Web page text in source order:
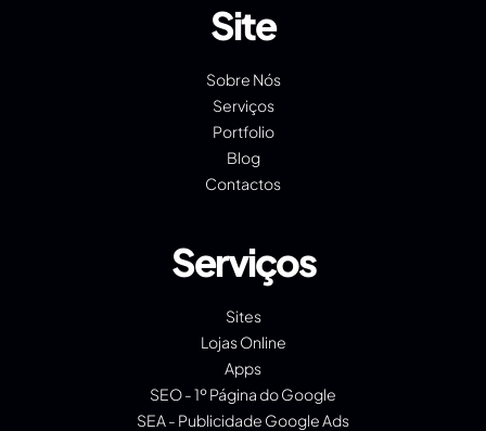
Site
Sobre Nós
Serviços
Portfolio
Blog
Contactos
Serviços
Sites
Lojas Online
Apps
SEO - 1º Página do Google
SEA - Publicidade Google Ads